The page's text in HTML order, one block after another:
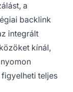
a
backlink
integrált
kínál,
teljes